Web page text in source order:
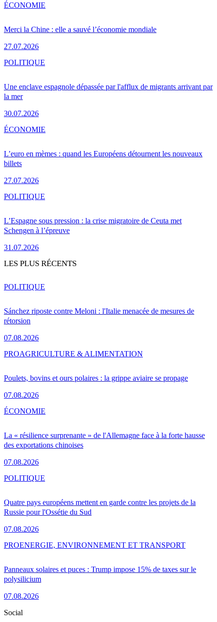
Merci la Chine : elle a sauvé l’économie mondiale
27.07.2026
ÉCONOMIE
Une enclave espagnole dépassée par l'afflux de migrants arrivant par
la mer
30.07.2026
POLITIQUE
L’euro en mèmes : quand les Européens détournent les nouveaux
billets
27.07.2026
ÉCONOMIE
L’Espagne sous pression : la crise migratoire de Ceuta met
Schengen à l’épreuve
31.07.2026
POLITIQUE
LES PLUS RÉCENTS
Sánchez riposte contre Meloni : l'Italie menacée de mesures de
rétorsion
07.08.2026
POLITIQUE
Poulets, bovins et ours polaires : la grippe aviaire se propage
07.08.2026
PROAGRICULTURE & ALIMENTATION
La « résilience surprenante » de l'Allemagne face à la forte hausse
des exportations chinoises
07.08.2026
ÉCONOMIE
Quatre pays européens mettent en garde contre les projets de la
Russie pour l'Ossétie du Sud
07.08.2026
POLITIQUE
Panneaux solaires et puces : Trump impose 15% de taxes sur le
polysilicium
07.08.2026
PROENERGIE, ENVIRONNEMENT ET TRANSPORT
Social